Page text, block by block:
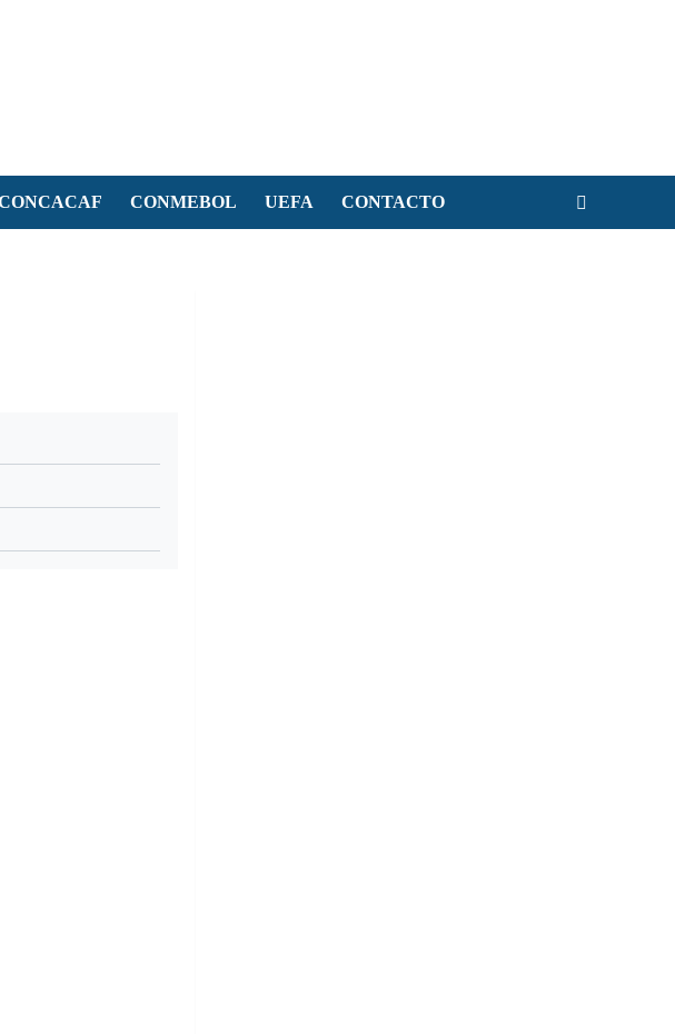
CONMEBOL UEFA CONTACTO